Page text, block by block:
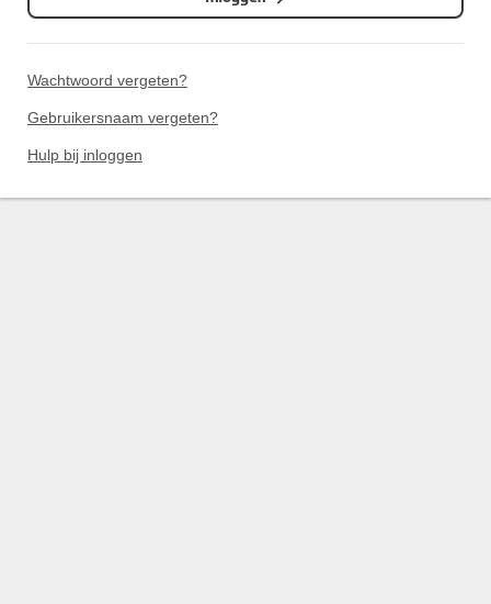
Wachtwoord vergeten?
Gebruikersnaam vergeten?
Hulp bij inloggen